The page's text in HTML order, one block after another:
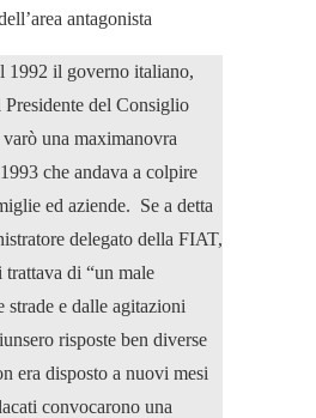
antagonista
1992 il governo italiano,
del Consiglio
una maximanovra
che andava a colpire
ed aziende. Se a detta
delegato della FIAT,
trattava di “un male
strade e dalle agitazioni
risposte ben diverse
era disposto a nuovi mesi
convocarono una